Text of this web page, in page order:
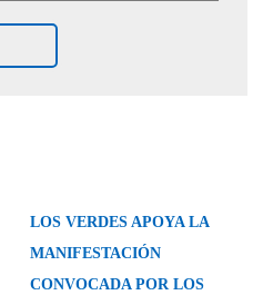
LOS VERDES APOYA LA
MANIFESTACIÓN
CONVOCADA POR LOS